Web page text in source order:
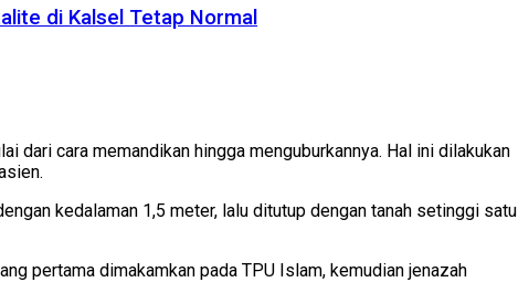
di Kalsel Tetap Normal
dari cara memandikan hingga menguburkannya. Hal ini dilakukan
kedalaman 1,5 meter, lalu ditutup dengan tanah setinggi satu
pertama dimakamkan pada TPU Islam, kemudian jenazah